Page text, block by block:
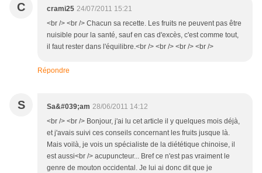
C crami25 24/07/2011 15:21
<br /> <br /> Chacun sa recette. Les fruits ne peuvent pas être
nuisible pour la santé, sauf en cas d'excès, c'est comme tout,
il faut rester dans l'équilibre.<br /> <br /> <br /> <br />
Répondre
S Sa&#039;am 28/06/2011 14:12
<br /> <br /> Bonjour, j'ai lu cet article il y quelques mois déjà,
et j'avais suivi ces conseils concernant les fruits jusque là.
Mais voilà, je vois un spécialiste de la diététique chinoise, il
est aussi<br /> acupuncteur... Bref ce n'est pas vraiment le
genre de mouton occidental. Je lui ai donc dit que je